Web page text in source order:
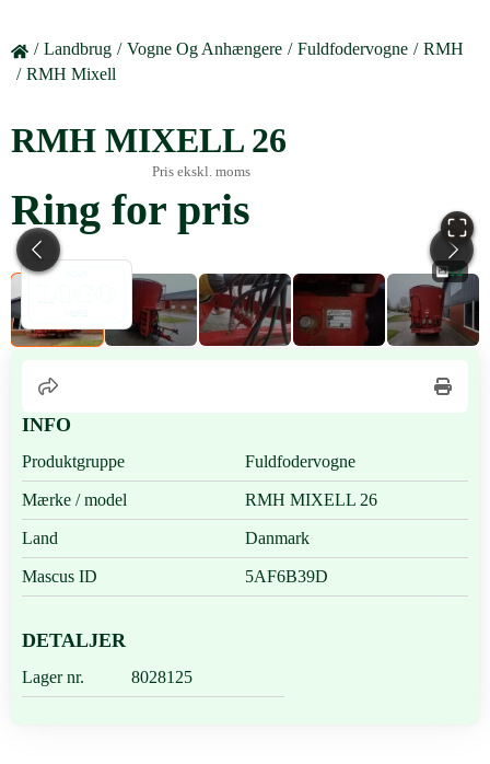
Landbrug Vogne Og Anhængere Fuldfodervogne
RMH
RMH Mixell
RMH MIXELL 26
Pris ekskl. moms
Ring for pris
12
INFO
Produktgruppe Fuldfodervogne
Mærke / model RMH MIXELL 26
Land Danmark
Mascus ID 5AF6B39D
DETALJER
Lager nr. 8028125